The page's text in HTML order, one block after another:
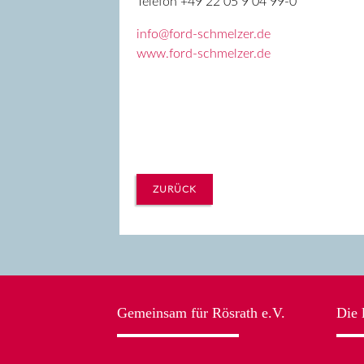
info@ford-schmelzer.de
www.ford-schmelzer.de
ZURÜCK
Gemeinsam für Rösrath e.V. Die